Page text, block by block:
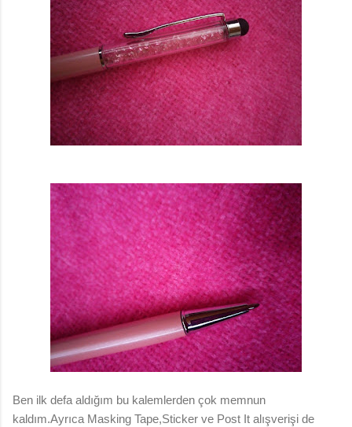
Ben ilk defa aldığım bu kalemlerden çok memnun
kaldım.Ayrıca Masking Tape,Sticker ve Post It alışverişi de